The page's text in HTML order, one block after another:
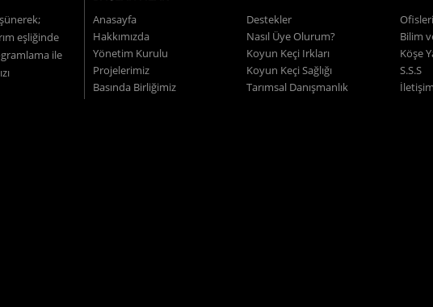
eşliğinde
ile
Anasayfa
Hakkımızda
Yönetim Kurulu
Projelerimiz
Basında Birliğimiz
Destekler
Nasıl Üye Olurum?
Koyun Keçi Irkları
Koyun Keçi Sağlığı
Tarımsal Danışmanlık
Bilim
Köşe
S.S.S
İletişim